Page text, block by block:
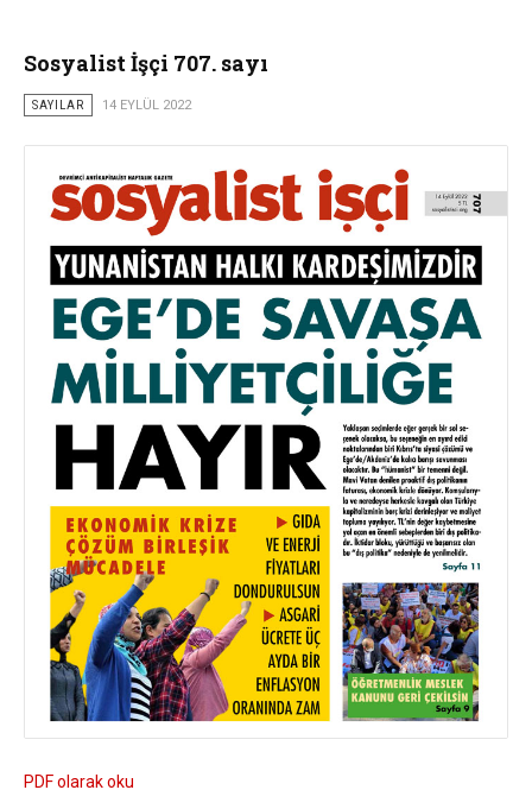
Sosyalist İşçi 707. sayı
SAYILAR 14 EYLÜL 2022
PDF olarak oku